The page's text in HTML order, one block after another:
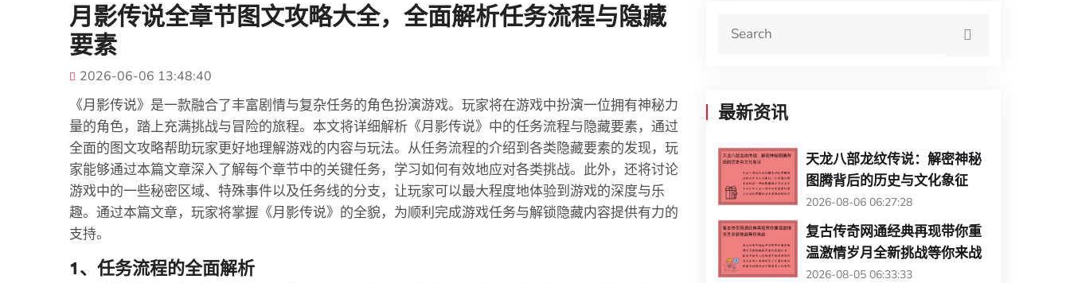
月影传说全章节图文攻略大全，全面解析任务流程与隐藏
要素
2026-06-06 13:48:40
《月影传说》是一款融合了丰富剧情与复杂任务的角色扮演游戏。玩家将在游戏中扮演一位拥有神秘力
量的角色，踏上充满挑战与冒险的旅程。本文将详细解析《月影传说》中的任务流程与隐藏要素，通过
全面的图文攻略帮助玩家更好地理解游戏的内容与玩法。从任务流程的介绍到各类隐藏要素的发现，玩
家能够通过本篇文章深入了解每个章节中的关键任务，学习如何有效地应对各类挑战。此外，还将讨论
游戏中的一些秘密区域、特殊事件以及任务线的分支，让玩家可以最大程度地体验到游戏的深度与乐
趣。通过本篇文章，玩家将掌握《月影传说》的全貌，为顺利完成游戏任务与解锁隐藏内容提供有力的
支持。
1、任务流程的全面解析
最新资讯
天龙八部龙纹传说：解密神秘
图腾背后的历史与文化象征
2026-08-06 06:27:28
复古传奇网通经典再现带你重
温激情岁月全新挑战等你来战
2026-08-05 06:33:33